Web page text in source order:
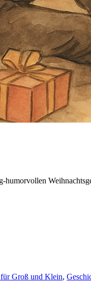
humorvollen
Groß und Klein,